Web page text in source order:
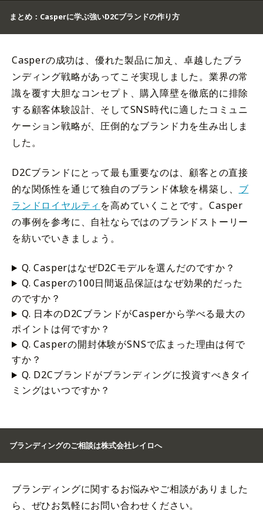
まとめ：Casperに学ぶ強いD2Cブランドの作り方
Casperの成功は、優れた製品に加え、卓越したブラ
ンディング戦略があってこそ実現しました。業界の常
識を覆す大胆なコンセプト、購入障壁を徹底的に排除
する顧客体験設計、そしてSNS時代に適したコミュニ
ケーション戦略が、圧倒的なブランド力を生み出しま
した。
D2Cブランドにとって最も重要なのは、顧客との直接
的な関係性を通じて独自のブランド体験を構築し、 ブ
ランドロイヤルティ を高めていくことです。Casper
の事例を参考に、自社ならではのブランドストーリー
を紡いでいきましょう。
Q. CasperはなぜD2Cモデルを選んだのですか？
Q. Casperの100日間返品保証はなぜ効果的だった
のですか？
Q. 日本のD2CブランドがCasperから学べる最大の
ポイントは何ですか？
Q. Casperの開封体験がSNSで広まった理由は何で
すか？
Q. D2Cブランドがブランディングに投資すべきタイ
ミングはいつですか？
ブランディングのご相談は株式会社レイロへ
ブランディングに関するお悩みやご相談がありました
ら、ぜひお気軽にお問い合わせください。